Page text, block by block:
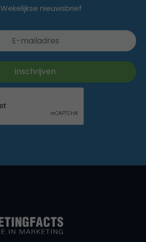
Wekelijkse nieuwsbrief